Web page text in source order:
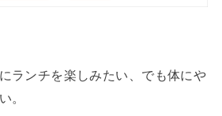
ランチを楽しみたい、でも体にや
。